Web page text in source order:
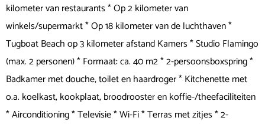
kilometer van restaurants * Op 2 kilometer van
winkels/supermarkt * Op 18 kilometer van de luchthaven *
Tugboat Beach op 3 kilometer afstand Kamers * Studio Flamingo
(max. 2 personen) * Formaat: ca. 40 m2 * 2-persoonsboxspring *
Badkamer met douche, toilet en haardroger * Kitchenette met
o.a. koelkast, kookplaat, broodrooster en koffie-/theefaciliteiten
* Airconditioning * Televisie * Wi-Fi * Terras met zitjes * 2-